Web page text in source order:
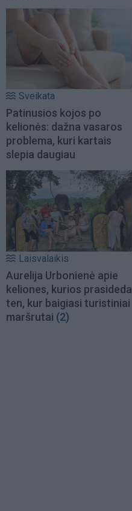
Sveikata
Patinusios kojos po
kelionės: dažna vasaros
problema, kuri kartais
slepia daugiau
Laisvalaikis
Aurelija Urbonienė apie
keliones, kurios prasideda
ten, kur baigiasi turistiniai
maršrutai (2)